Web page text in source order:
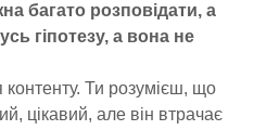
багато розповідати, а
гіпотезу, а вона не
Ти розумієш, що
цікавий, але він втрачає